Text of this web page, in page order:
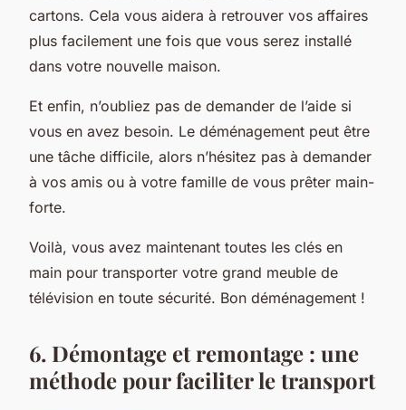
cartons. Cela vous aidera à retrouver vos affaires
plus facilement une fois que vous serez installé
dans votre nouvelle maison.
Et enfin, n’oubliez pas de demander de l’aide si
vous en avez besoin. Le déménagement peut être
une tâche difficile, alors n’hésitez pas à demander
à vos amis ou à votre famille de vous prêter main-
forte.
Voilà, vous avez maintenant toutes les clés en
main pour transporter votre grand meuble de
télévision en toute sécurité. Bon déménagement !
6. Démontage et remontage : une
méthode pour faciliter le transport